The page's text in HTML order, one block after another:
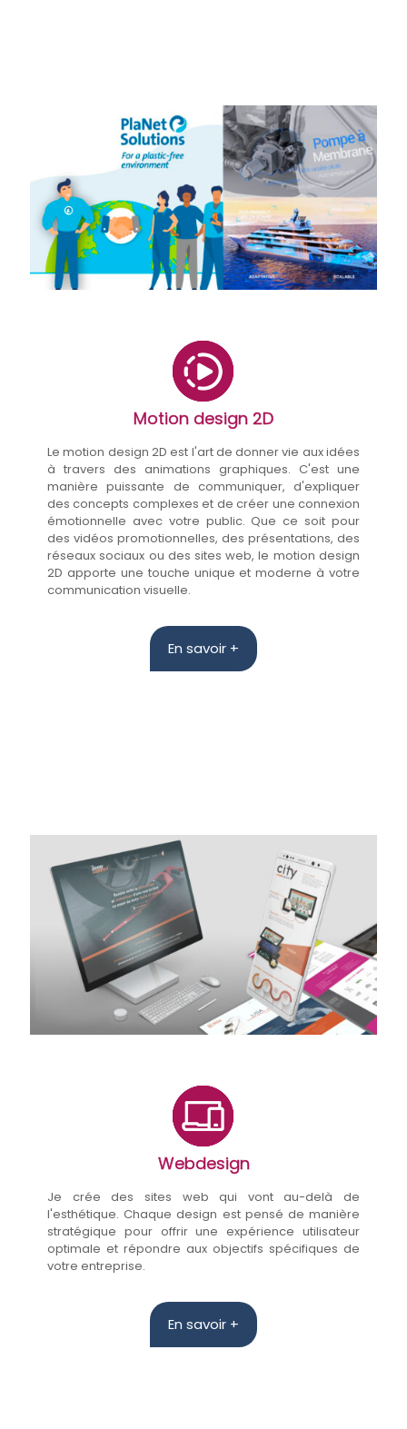
Motion design 2D
Le motion design 2D est l'art de donner vie aux idées
à travers des animations graphiques. C'est une
manière puissante de communiquer, d'expliquer
des concepts complexes et de créer une connexion
émotionnelle avec votre public. Que ce soit pour
des vidéos promotionnelles, des présentations, des
réseaux sociaux ou des sites web, le motion design
2D apporte une touche unique et moderne à votre
communication visuelle.
En savoir +
Webdesign
Je crée des sites web qui vont au-delà de
l'esthétique. Chaque design est pensé de manière
stratégique pour offrir une expérience utilisateur
optimale et répondre aux objectifs spécifiques de
votre entreprise.
En savoir +